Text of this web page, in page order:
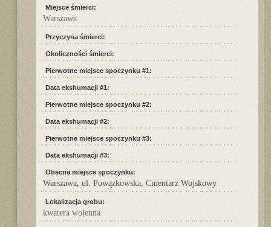
Miejsce śmierci:
Warszawa
Przyczyna śmierci:
Okoliczności śmierci:
Pierwotne miejsce spoczynku #1:
Data ekshumacji #1:
Pierwotne miejsce spoczynku #2:
Data ekshumacji #2:
Pierwotne miejsce spoczynku #3:
Data ekshumacji #3:
Obecne miejsce spoczynku:
Warszawa, ul. Powązkowska, Cmentarz Wojskowy
Lokalizacja grobu:
kwatera wojenna